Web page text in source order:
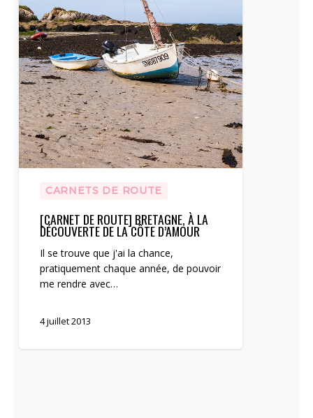
CARNETS DE ROUTE
[CARNET DE ROUTE] BRETAGNE, À LA
DÉCOUVERTE DE LA CÔTE D’AMOUR
Il se trouve que j'ai la chance,
pratiquement chaque année, de pouvoir
me rendre avec…
4 juillet 2013